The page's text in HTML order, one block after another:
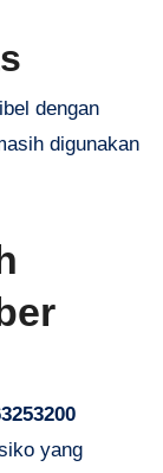
dengan
digunakan
yang